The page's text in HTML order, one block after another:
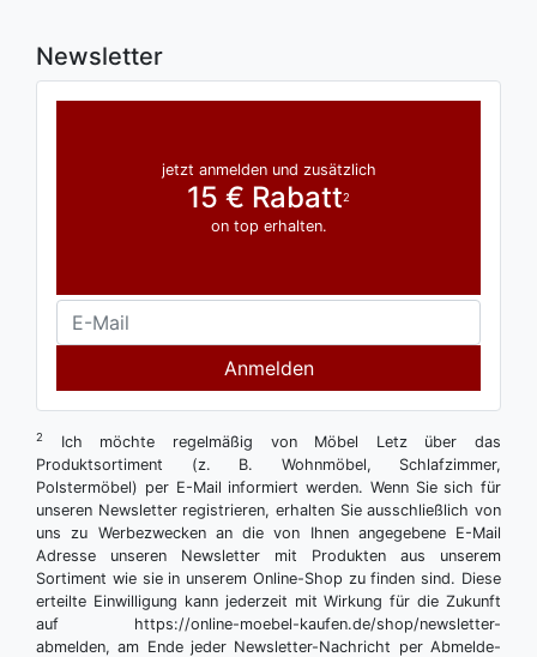
Newsletter
jetzt anmelden und zusätzlich
15 € Rabatt2
on top erhalten.
Anmelden
2
Ich möchte regelmäßig von Möbel Letz über das
Produktsortiment (z. B. Wohnmöbel, Schlafzimmer,
Polstermöbel) per E-Mail informiert werden. Wenn Sie sich für
unseren Newsletter registrieren, erhalten Sie ausschließlich von
uns zu Werbezwecken an die von Ihnen angegebene E-Mail
Adresse unseren Newsletter mit Produkten aus unserem
Sortiment wie sie in unserem Online-Shop zu finden sind. Diese
erteilte Einwilligung kann jederzeit mit Wirkung für die Zukunft
auf https://online-moebel-kaufen.de/shop/newsletter-
abmelden, am Ende jeder Newsletter-Nachricht per Abmelde-